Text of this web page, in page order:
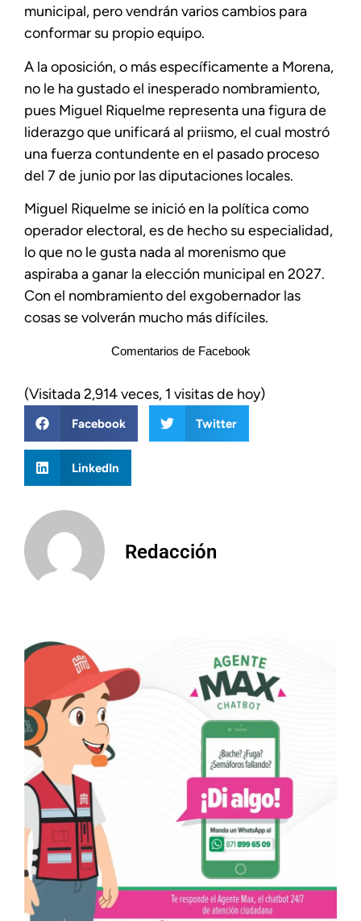
municipal, pero vendrán varios cambios para
conformar su propio equipo.
A la oposición, o más específicamente a Morena,
no le ha gustado el inesperado nombramiento,
pues Miguel Riquelme representa una figura de
liderazgo que unificará al priismo, el cual mostró
una fuerza contundente en el pasado proceso
del 7 de junio por las diputaciones locales.
Miguel Riquelme se inició en la política como
operador electoral, es de hecho su especialidad,
lo que no le gusta nada al morenismo que
aspiraba a ganar la elección municipal en 2027.
Con el nombramiento del exgobernador las
cosas se volverán mucho más difíciles.
Comentarios de Facebook
(Visitada 2,914 veces, 1 visitas de hoy)
Facebook Twitter
LinkedIn
Redacción